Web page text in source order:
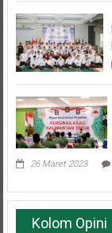
26 Maret 2023
Kolom Opini